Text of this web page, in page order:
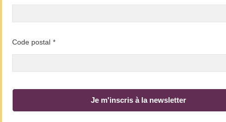
Code postal *
Je m'inscris à la newsletter